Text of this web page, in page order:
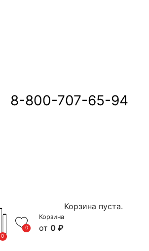
8-800-707-65-94
0
0
Корзина
0 ₽
Корзина пуста.